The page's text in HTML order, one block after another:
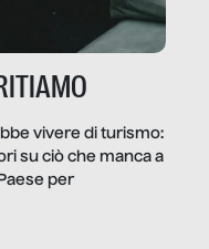
vivere di turismo:
su ciò che manca a
per